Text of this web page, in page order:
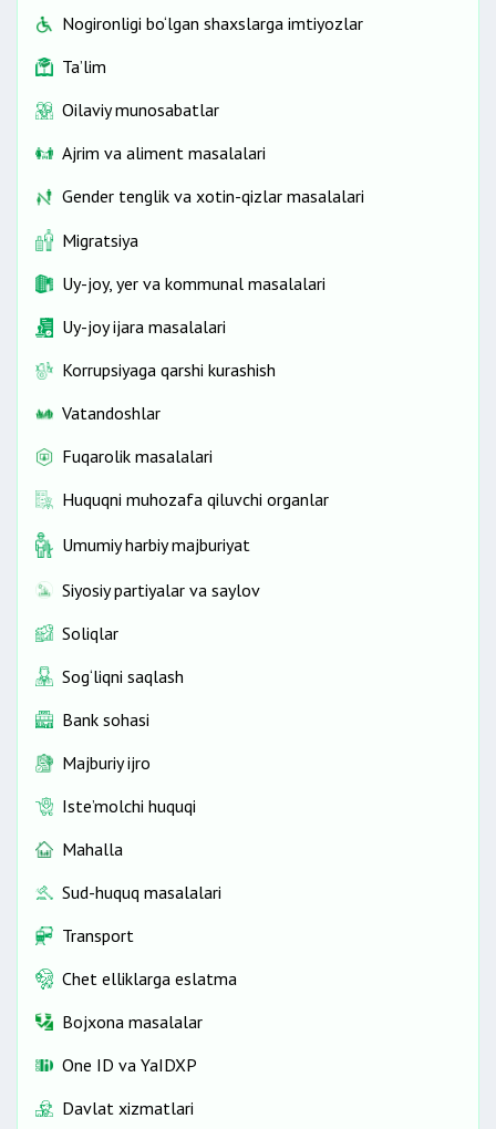
Nogironligi bo‘lgan shaxslarga imtiyozlar
Ta’lim
Oilaviy munosabatlar
Ajrim va aliment masalalari
Gender tenglik va xotin-qizlar masalalari
Migratsiya
Uy-joy, yer va kommunal masalalari
Uy-joy ijara masalalari
Korrupsiyaga qarshi kurashish
Vatandoshlar
Fuqarolik masalalari
Huquqni muhozafa qiluvchi organlar
Umumiy harbiy majburiyat
Siyosiy partiyalar va saylov
Soliqlar
Sog‘liqni saqlash
Bank sohasi
Majburiy ijro
Iste’molchi huquqi
Mahalla
Sud-huquq masalalari
Transport
Chet elliklarga eslatma
Bojxona masalalar
One ID vа YaIDXP
Davlat xizmatlari